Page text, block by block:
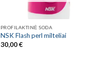
PROFILAKTINĖ SODA
NSK Flash perl milteliai
30,00€